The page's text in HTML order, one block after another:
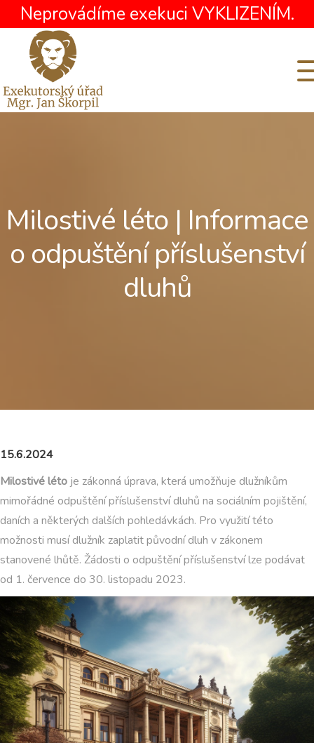
Neprovádíme exekuci VYKLIZENÍM.
Milostivé léto | Informace
o odpuštění příslušenství
dluhů
15.6.2024
Milostivé léto je zákonná úprava, která umožňuje dlužníkům
mimořádné odpuštění příslušenství dluhů na sociálním pojištění,
daních a některých dalších pohledávkách. Pro využití této
možnosti musí dlužník zaplatit původní dluh v zákonem
stanovené lhůtě. Žádosti o odpuštění příslušenství lze podávat
od 1. července do 30. listopadu 2023.